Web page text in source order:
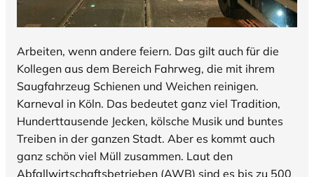
Arbeiten, wenn andere feiern. Das gilt auch für die
Kollegen aus dem Bereich Fahrweg, die mit ihrem
Saugfahrzeug Schienen und Weichen reinigen.
Karneval in Köln. Das bedeutet ganz viel Tradition,
Hunderttausende Jecken, kölsche Musik und buntes
Treiben in der ganzen Stadt. Aber es kommt auch
ganz schön viel Müll zusammen. Laut den
Abfallwirtschaftsbetrieben (AWB) sind es bis zu 500